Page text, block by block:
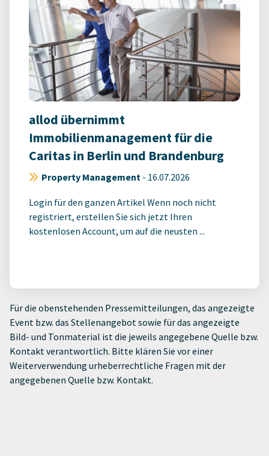
allod übernimmt
Immobilienmanagement für die
Caritas in Berlin und Brandenburg
Property Management - 16.07.2026
Login für den ganzen Artikel Wenn noch nicht
registriert, erstellen Sie sich jetzt Ihren
kostenlosen Account, um auf die neusten ...
Für die obenstehenden Pressemitteilungen, das angezeigte
Event bzw. das Stellenangebot sowie für das angezeigte
Bild- und Tonmaterial ist die jeweils angegebene Quelle bzw.
Kontakt verantwortlich. Bitte klären Sie vor einer
Weiterverwendung urheberrechtliche Fragen mit der
angegebenen Quelle bzw. Kontakt.